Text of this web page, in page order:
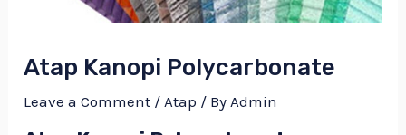
Atap Kanopi Polycarbonate
Leave a Comment / Atap / By Admin